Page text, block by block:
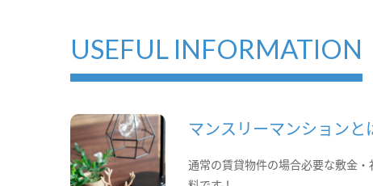
USEFUL INFORMATION
マンスリーマンションと
通常の賃貸物件の場合必要な敷金